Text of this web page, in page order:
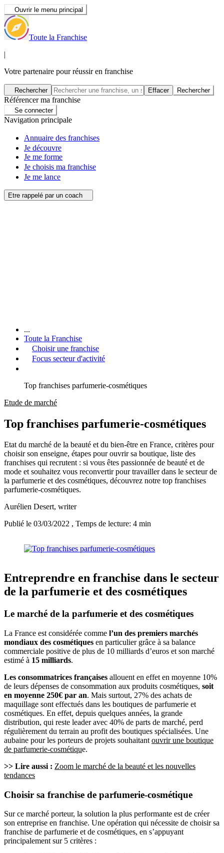
Ouvrir le menu principal
Toute la Franchise
|
Votre partenaire pour réussir en franchise
Rechercher Effacer Rechercher
Référencer ma franchise
Se connecter
Navigation principale
Annuaire des franchises
Je découvre
Je me forme
Je choisis ma franchise
Je me lance
Etre rappelé par un coach
...
Toute la Franchise
Choisir une franchise
Focus secteur d'activité
Top franchises parfumerie-cosmétiques
Etude de marché
Top franchises parfumerie-cosmétiques
Etat du marché de la beauté et du bien-être en France, critères pour
choisir son enseigne, étapes pour ouvrir sa boutique, liste des
franchises qui recrutent : si vous êtes passionnée de beauté et de
mode et souhaitez vous reconvertir pour travailler dans le secteur de
la parfumerie et des cosmétiques, découvrez notre top franchises
parfumerie-cosmétiques.
Aurélien Desert, writer
Publié le 03/03/2022 , Temps de lecture: 4 min
Entreprendre en franchise dans le secteur
de la parfumerie et des cosmétiques
Le marché de la parfumerie et des cosmétiques
La France est considérée comme l’un des premiers marchés
mondiaux des cosmétiques en particulier grâce à sa balance
commerciale positive de plus de 10 milliards d’euros et son marché
estimé à 15 milliards.
Les consommatrices françaises allouent en effet en moyenne 10%
de leurs dépenses de consommation aux produits cosmétiques, soit
en moyenne 250€ par an. Mais surtout, 27% des achats de
maquillage sont effectués dans les boutiques de parfumerie et
cosmétiques. En effet, depuis quelques années, la grande
distribution, qui reste leader avec 40% de parts de marché, perd
régulièrement du terrain au profit des boutiques spécialisées. Une
aubaine pour les porteurs de projets souhaitant ouvrir une boutique
de parfumerie-cosmétique.
>> Lire aussi : Zoom le marché de la beauté et les nouvelles
tendances
Choisir sa franchise de parfumerie-cosmétique
Sur ce marché porteur, la solution la plus performante est de créer
son entreprise en franchise. Une opération qui nécessite de choisir sa
franchise de parfumerie et de cosmétiques, en s’appuyant
principalement sur 5 critères :